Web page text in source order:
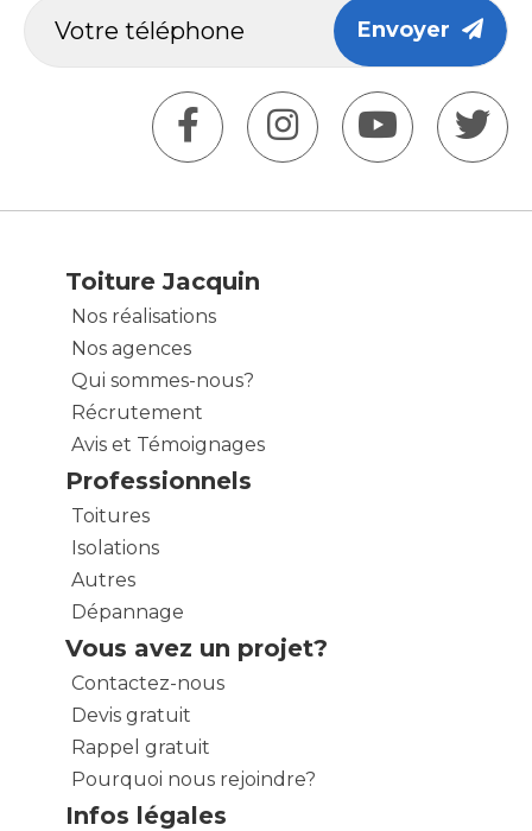
Envoyer
Toiture Jacquin
Nos réalisations
Nos agences
Qui sommes-nous?
Récrutement
Avis et Témoignages
Professionnels
Toitures
Isolations
Autres
Dépannage
Vous avez un projet?
Contactez-nous
Devis gratuit
Rappel gratuit
Pourquoi nous rejoindre?
Infos légales